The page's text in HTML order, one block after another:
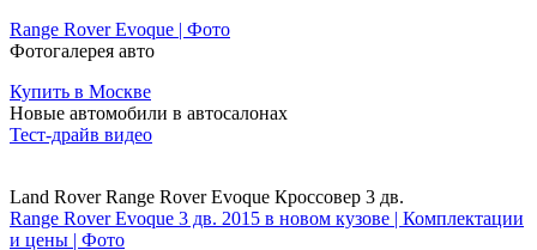
Range Rover Evoque | Фото
Фотогалерея авто
Купить в Москве
Новые автомобили в автосалонах
Тест-драйв видео
Land Rover Range Rover Evoque Кроссовер 3 дв.
Range Rover Evoque 3 дв. 2015 в новом кузове | Комплектации
и цены | Фото